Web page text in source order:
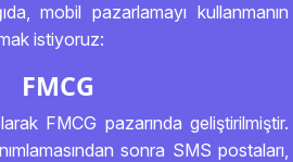
mobil pazarlamayı kullanmanın
istiyoruz:
FMCG
FMCG pazarında geliştirilmiştir.
sonra SMS postaları,